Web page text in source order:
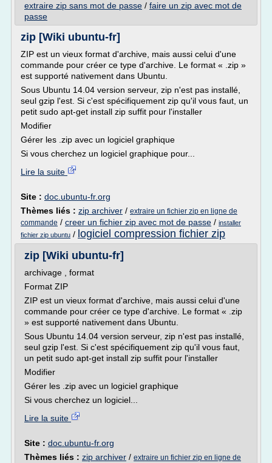
extraire zip sans mot de passe / faire un zip avec mot de
passe
zip [Wiki ubuntu-fr]
ZIP est un vieux format d'archive, mais aussi celui d'une
commande pour créer ce type d'archive. Le format « .zip »
est supporté nativement dans Ubuntu.
Sous Ubuntu 14.04 version serveur, zip n'est pas installé,
seul gzip l'est. Si c'est spécifiquement zip qu'il vous faut, un
petit sudo apt-get install zip suffit pour l'installer
Modifier
Gérer les .zip avec un logiciel graphique
Si vous cherchez un logiciel graphique pour...
Lire la suite
Site : doc.ubuntu-fr.org
Thèmes liés : zip archiver / extraire un fichier zip en ligne de
commande / creer un fichier zip avec mot de passe / installer
fichier zip ubuntu / logiciel compression fichier zip
zip [Wiki ubuntu-fr]
archivage , format
Format ZIP
ZIP est un vieux format d'archive, mais aussi celui d'une
commande pour créer ce type d'archive. Le format « .zip
» est supporté nativement dans Ubuntu.
Sous Ubuntu 14.04 version serveur, zip n'est pas installé,
seul gzip l'est. Si c'est spécifiquement zip qu'il vous faut,
un petit sudo apt-get install zip suffit pour l'installer
Modifier
Gérer les .zip avec un logiciel graphique
Si vous cherchez un logiciel...
Lire la suite
Site : doc.ubuntu-fr.org
Thèmes liés : zip archiver / extraire un fichier zip en ligne de